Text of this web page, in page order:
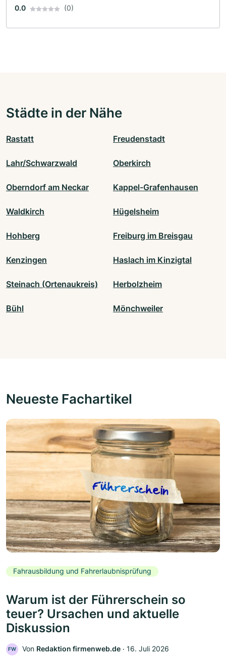
0.0 (0)
Städte in der Nähe
Rastatt Freudenstadt
Lahr/Schwarzwald Oberkirch
Oberndorf am Neckar Kappel-Grafenhausen
Waldkirch Hügelsheim
Hohberg Freiburg im Breisgau
Kenzingen Haslach im Kinzigtal
Steinach (Ortenaukreis) Herbolzheim
Bühl Mönchweiler
Neueste Fachartikel
Fahrausbildung und Fahrerlaubnisprüfung
Warum ist der Führerschein so
teuer? Ursachen und aktuelle
Diskussion
FW Von Redaktion firmenweb.de ‧ 16. Juli 2026